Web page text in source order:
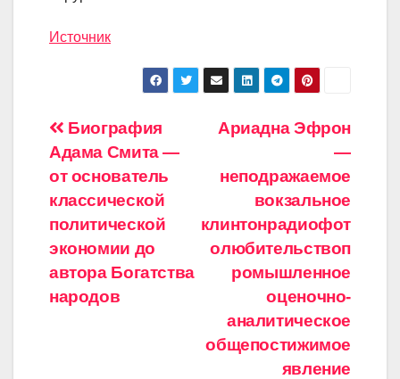
Источник
Навигация
по
записям
Ариадна Эфрон
—
неподражаемое
вокзальное
клинтонрадиофот
олюбительствоп
ромышленное
оценочно-
аналитическое
общепостижимое
явление
Биография
Адама Смита —
от основатель
классической
политической
экономии до
автора Богатства
народов